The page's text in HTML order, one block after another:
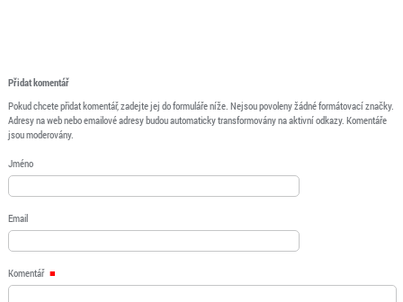
Přidat komentář
Pokud chcete přidat komentář, zadejte jej do formuláře níže. Nejsou povoleny žádné formátovací značky.
Adresy na web nebo emailové adresy budou automaticky transformovány na aktivní odkazy. Komentáře
jsou moderovány.
Jméno
Email
Komentář